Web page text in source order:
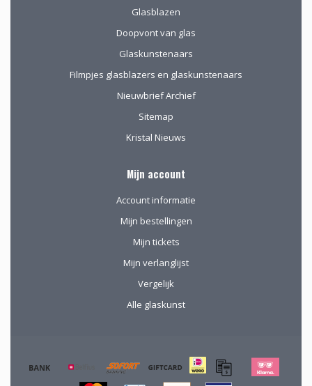
Glasblazen
Doopvont van glas
Glaskunstenaars
Filmpjes glasblazers en glaskunstenaars
Nieuwbrief Archief
Sitemap
Kristal Nieuws
Mijn account
Account informatie
Mijn bestellingen
Mijn tickets
Mijn verlanglijst
Vergelijk
Alle glaskunst